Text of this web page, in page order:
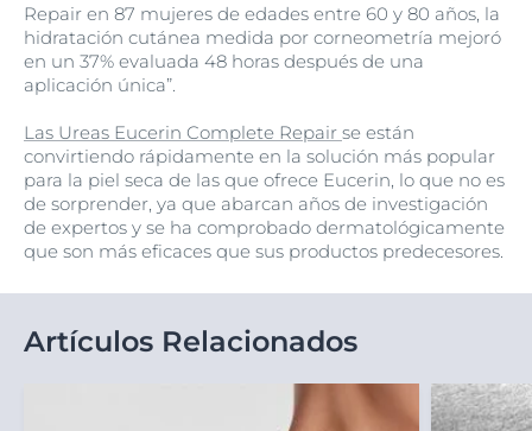
Repair en 87 mujeres de edades entre 60 y 80 años, la
hidratación cutánea medida por corneometría mejoró
en un 37% evaluada 48 horas después de una
aplicación única”.
Las Ureas Eucerin Complete Repair se están
convirtiendo rápidamente en la solución más popular
para la piel seca de las que ofrece Eucerin, lo que no es
de sorprender, ya que abarcan años de investigación
de expertos y se ha comprobado dermatológicamente
que son más eficaces que sus productos predecesores.
Artículos Relacionados